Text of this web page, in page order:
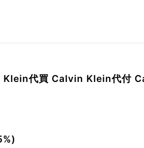
Klein代買 Calvin Klein代付